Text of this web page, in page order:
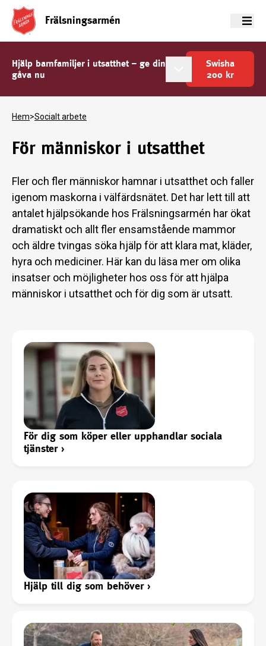
Frälsningsarmén Meny
Hjälp barnfamiljer i utsatthet – ge din
gåva nu
Swisha
200 kr
Hem>Socialt arbete
För människor i utsatthet
Fler och fler människor hamnar i utsatthet och faller
igenom maskorna i välfärdsnätet. Det har lett till att
antalet hjälpsökande hos Frälsningsarmén har ökat
dramatiskt och allt fler ensamstående mammor
och äldre tvingas söka hjälp för att klara mat, kläder,
hyra och mediciner. Här kan du läsa mer om olika
insatser och möjligheter hos oss för att hjälpa
människor i utsatthet och för dig som är utsatt.
För dig som köper eller upphandlar sociala
tjänster›
Hjälp till dig som behöver›